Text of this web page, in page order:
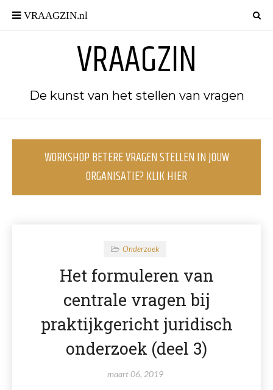
VRAAGZIN
De kunst van het stellen van vragen
WORKSHOP BETERE VRAGEN STELLEN IN JOUW
ORGANISATIE? KLIK HIER
Onderzoek
Het formuleren van
centrale vragen bij
praktijkgericht juridisch
onderzoek (deel 3)
maart 06, 2019